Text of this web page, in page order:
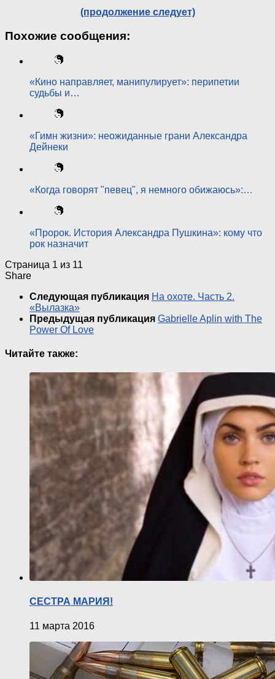
(продолжение следует)
Похожие сообщения:
«Кино направляет, манипулирует»: перипетии
судьбы и…
«Гимн жизни»: неожиданные грани Александра
Дейнеки
«Когда говорят "певец", я немного обижаюсь»:…
«Пророк. История Александра Пушкина»: кому что
рок назначит
Страница 1 из 11
Share
Следующая публикация На охоте. Часть 2.
«Вылазка»
Предыдущая публикация Gabrielle Aplin with The
Power Of Love
Читайте также:
СЕСТРА МАРИЯ!
11 марта 2016